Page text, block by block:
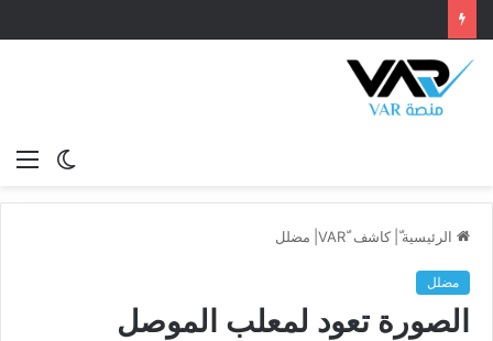
الوضع
الرئيسية كاشف VAR مضلل
مضلل
الصورة تعود لمعلب الموصل